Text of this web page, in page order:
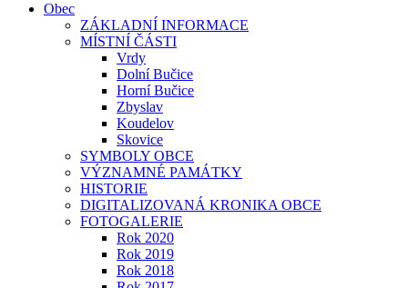
Obec
ZÁKLADNÍ INFORMACE
MÍSTNÍ ČÁSTI
Vrdy
Dolní Bučice
Horní Bučice
Zbyslav
Koudelov
Skovice
SYMBOLY OBCE
VÝZNAMNÉ PAMÁTKY
HISTORIE
DIGITALIZOVANÁ KRONIKA OBCE
FOTOGALERIE
Rok 2020
Rok 2019
Rok 2018